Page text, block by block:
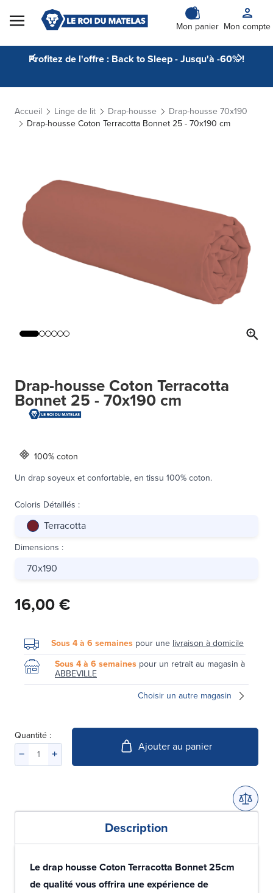
Skip to Content
Mon panier Mon compte
Profitez de l'offre : Back to Sleep - Jusqu'à -60% !
Accueil Linge de lit Drap-housse
Drap-housse 70x190
Drap-housse Coton Terracotta Bonnet 25 - 70x190 cm
Drap-housse Coton Terracotta
Bonnet 25 - 70x190 cm
100% coton
Un drap soyeux et confortable, en tissu 100% coton.
Coloris Détaillés :
Terracotta
Dimensions :
70x190
16,00 €
Sous 4 à 6 semaines pour une livraison à domicile
Sous 4 à 6 semaines pour un retrait au magasin à
ABBEVILLE
Choisir un autre magasin
Quantité :
Ajouter au panier
Description
Le drap housse Coton Terracotta Bonnet 25cm
de qualité vous offrira une expérience de